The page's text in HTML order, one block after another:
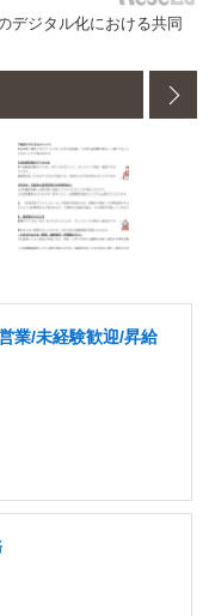
デジタル化における共同
業/未経験歓迎/昇給